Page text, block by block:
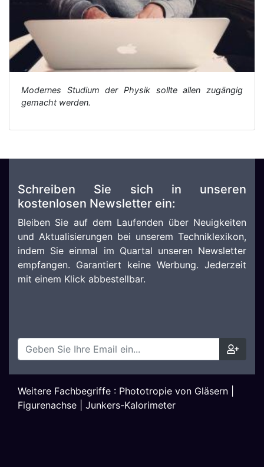
Modernes Studium der Physik sollte allen zugängig
gemacht werden.
Schreiben Sie sich in unseren
kostenlosen Newsletter ein:
Bleiben Sie auf dem Laufenden über Neuigkeiten
und Aktualisierungen bei unserem Techniklexikon,
indem Sie einmal im Quartal unseren Newsletter
empfangen. Garantiert keine Werbung. Jederzeit
mit einem Klick abbestellbar.
Weitere Fachbegriffe : Phototropie von Gläsern
Figurenachse
Junkers-Kalorimeter